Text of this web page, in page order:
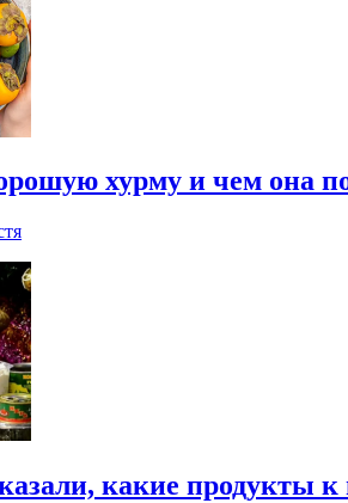
хурму и чем она
какие продукты к